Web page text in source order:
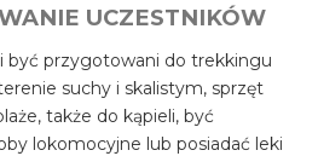
UCZESTNIKÓW
być przygotowani do trekkingu
suchy i skalistym, sprzęt
także do kąpieli, być
lokomocyjne lub posiadać leki